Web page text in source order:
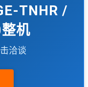
TNHR /
机
洽谈